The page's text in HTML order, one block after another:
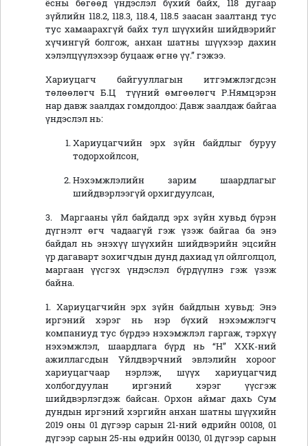
ёсны бөгөөд үндэслэл бүхий байх, 118 дугаар
зүйлийн 118.2, 118.3, 118.4, 118.5 заасан заалтанд тус
тус хамаарахгүй байх тул шүүхийн шийдвэрийг
хүчингүй болгож, анхан шатны шүүхээр дахин
хэлэлцүүлэхээр буцааж өгнө үү.” гэжээ.
Хариуцагч байгууллагын итгэмжлэгдсэн
төлөөлөгч Б.Ц түүний өмгөөлөгч Р.Нямцэрэн
нар давж заалдах гомдолдоо: Давж заалдаж байгаа
үндэслэл нь:
Хариуцагчийн эрх зүйн байдлыг буруу
тодорхойлсон,
Нэхэмжлэлийн зарим шаардлагыг
шийдвэрлээгүй орхигдуулсан,
3. Маргааны үйл байдалд эрх зүйн хувьд бүрэн
дүгнэлт өгч чадаагүй гэж үзэж байгаа ба энэ
байдал нь энэхүү шүүхийн шийдвэрийн эцсийн
үр дагаварт зохигчдын дунд дахиад үл ойлголцол,
маргаан үүсгэх үндэслэл бүрдүүлнэ гэж үзэж
байна.
1. Хариуцагчийн эрх зүйн байдлын хувьд: Энэ
иргэний хэрэг нь нэр бүхий нэхэмжлэгч
компаниуд тус бүрдээ нэхэмжлэл гаргаж, тэрхүү
нэхэмжлэл, шаардлага бүрд нь “Н” ХХК-ний
ажиллагсдын Үйлдвэрчний эвлэлийн хороог
хариуцагчаар нэрлэж, шүүх хариуцагчид
холбогдуулан иргэний хэрэг үүсгэж
шийдвэрлэгдэж байсан. Орхон аймаг дахь Сум
дундын иргэний хэргийн анхан шатны шүүхийн
2019 оны 01 дүгээр сарын 21-ний өдрийн 00108, 01
дүгээр сарын 25-ны өдрийн 00130, 01 дүгээр сарын